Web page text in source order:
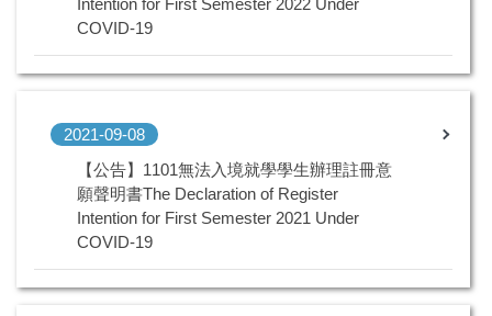
Intention for First Semester 2022 Under
COVID-19
2021-09-08
【公告】1101無法入境就學學生辦理註冊意
願聲明書The Declaration of Register
Intention for First Semester 2021 Under
COVID-19